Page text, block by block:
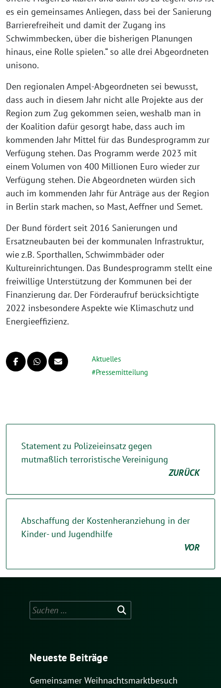
es ein gemeinsames Anliegen, dass bei der Sanierung
Barrierefreiheit und damit der Zugang ins
Schwimmbecken, über die bisherigen Planungen
hinaus, eine Rolle spielen.“ so alle drei Abgeordneten
unisono.
Den regionalen Ampel-Abgeordneten sei bewusst,
dass auch in diesem Jahr nicht alle Projekte aus der
Region zum Zug gekommen seien, weshalb man in
der Koalition dafür gesorgt habe, dass auch im
kommenden Jahr Mittel für das Bundesprogramm zur
Verfügung stehen. Das Programm werde 2023 mit
einem Volumen von 400 Millionen Euro wieder zur
Verfügung stehen. Die Abgeordneten würden sich
auch im kommenden Jahr für Anträge aus der Region
in Berlin stark machen, so Mast, Aeffner und Semet.
Der Bund fördert seit 2016 Sanierungen und
Ersatzneubauten bei der kommunalen Infrastruktur,
wie z.B. Sporthallen, Schwimmbäder oder
Kultureinrichtungen. Das Bundesprogramm stellt eine
freiwillige Unterstützung der Kommunen bei der
Finanzierung dar. Der Förderaufruf berücksichtigte
2022 insbesondere Aspekte wie Klimaschutz und
Energieeffizienz.
Aktuelles
Pressemitteilung
Statement zu Polizeieinsatz gegen
mutmaßlich terroristische Vereinigung
ZURÜCK
Abschaffung der Kostenheranziehung in der
Kinder- und Jugendhilfe
VOR
Suchen
nach:
Neueste Beiträge
Gemeinsamer Weihnachtsmarktbesuch